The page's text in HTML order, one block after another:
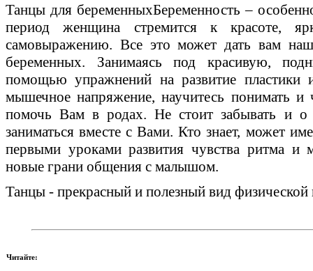
Танцы для беременныхБеременность –
период женщина стремится к красоте,
самовыражению. Все это может дать вам
беременных. Занимаясь под красивую,
помощью упражнений на развитие пластики
мышечное напряжение, научитесь понимать и
помочь Вам в родах. Не стоит забывать и
заниматься вместе с Вами. Кто знает, может
первыми уроками развития чувства ритма и
новые грани общения с малышом.
Танцы - прекрасный и полезный вид физической
Читайте: